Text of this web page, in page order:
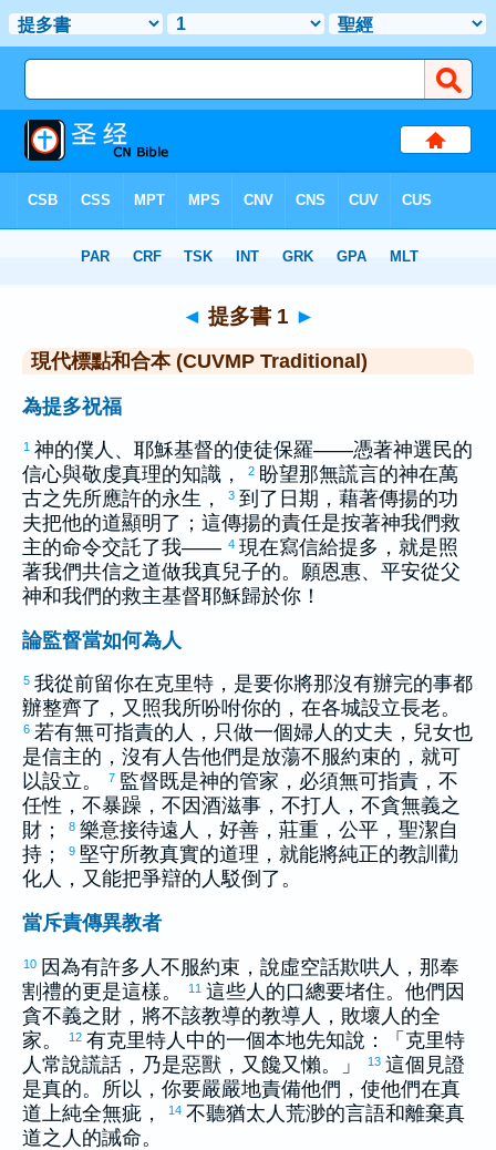
> 提多書 1
◄ 提多書 1 ►
現代標點和合本 (CUVMP Traditional)
為提多祝福
1 神的僕人、耶穌基督的使徒保羅——憑著神選民的
信心與敬虔真理的知識，
2 盼望那無謊言的神在萬
古之先所應許的永生，
3 到了日期，藉著傳揚的功
夫把他的道顯明了；這傳揚的責任是按著神我們救
主的命令交託了我—— 4 現在寫信給提多 ，就是照
著我們共信之道做我真兒子的。願恩惠、平安從父
神和我們的救主基督耶穌歸於你！
論監督當如何為人
5 我從前留你在克里特 ，是要你將那沒有辦完的事都
辦整齊了，又照我所吩咐你的，在各城設立長老。
6 若有無可指責的人，只做一個婦人的丈夫，兒女也
是信主的，沒有人告他們是放蕩不服約束的，就可
以設立。
7 監督既是神的管家，必須無可指責，不
任性，不暴躁，不因酒滋事，不打人，不貪無義之
財；
8 樂意接待遠人，好善，莊重，公平，聖潔自
持；
9 堅守所教真實的道理，就能將純正的教訓勸
化人，又能把爭辯的人駁倒了。
當斥責傳異教者
10 因為有許多人不服約束，說虛空話欺哄人，那奉
割禮的更是這樣。
11 這些人的口總要堵住。他們因
貪不義之財，將不該教導的教導人，敗壞人的全
家。
12 有克里特 人中的一個本地先知說：「 克里特
人常說謊話，乃是惡獸，又饞又懶。」
13 這個見證
是真的。所以，你要嚴嚴地責備他們，使他們在真
道上純全無疵，
14 不聽猶太 人荒渺的言語和離棄真
道之人的誡命。